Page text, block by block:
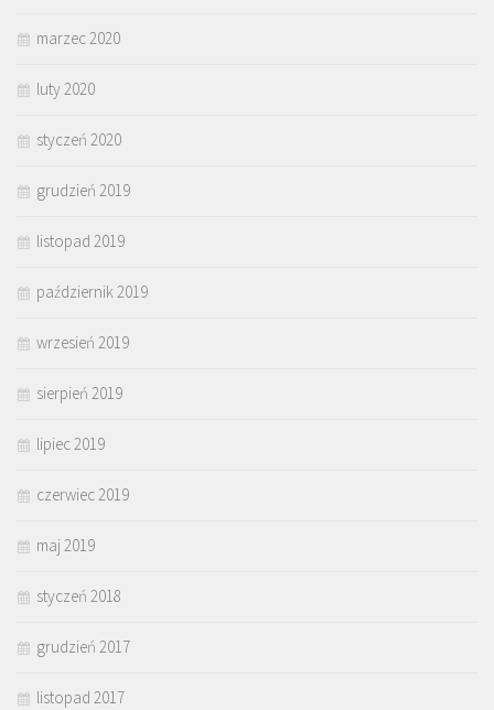
marzec 2020
luty 2020
styczeń 2020
grudzień 2019
listopad 2019
październik 2019
wrzesień 2019
sierpień 2019
lipiec 2019
czerwiec 2019
maj 2019
styczeń 2018
grudzień 2017
listopad 2017